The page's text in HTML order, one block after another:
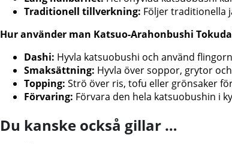
Traditionell tillverkning: Följer traditionella
Hur använder man Katsuo-Arahonbushi
Dashi: Hyvla katsuobushi och använd
Smaksättning: Hyvla över soppor, grytor
Topping: Strö över ris, tofu eller grönsaker
Förvaring: Förvara den hela katsuobushin i
Du kanske också gillar …